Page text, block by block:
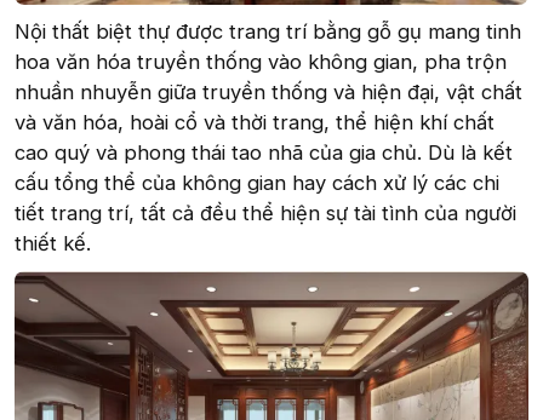
Nội thất biệt thự được trang trí bằng gỗ gụ mang tinh
hoa văn hóa truyền thống vào không gian, pha trộn
nhuần nhuyễn giữa truyền thống và hiện đại, vật chất
và văn hóa, hoài cổ và thời trang, thể hiện khí chất
cao quý và phong thái tao nhã của gia chủ. Dù là kết
cấu tổng thể của không gian hay cách xử lý các chi
tiết trang trí, tất cả đều thể hiện sự tài tình của người
thiết kế.